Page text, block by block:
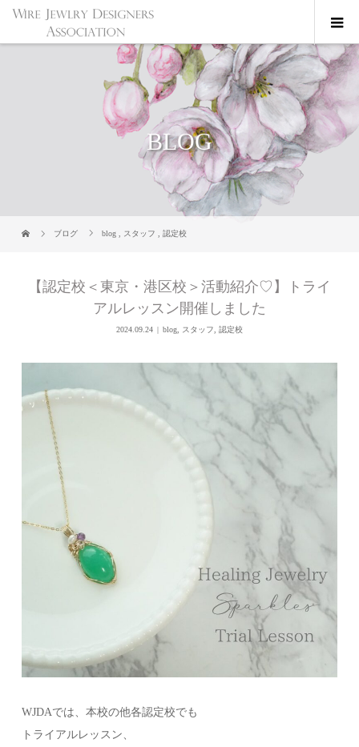
BLOG
ブログ blog スタッフ ,認定校
【認定校＜東京・港区校＞活動紹介♡】トライ
アルレッスン開催しました
2024.09.24 blog, スタッフ, 認定校
WJDAでは、本校の他各認定校でも
トライアルレッスン、